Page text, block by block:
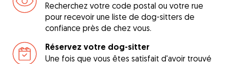
Recherchez votre code postal ou votre rue
pour recevoir une liste de dog-sitters de
confiance près de chez vous.
Réservez votre dog-sitter
Une fois que vous êtes satisfait d'avoir trouvé